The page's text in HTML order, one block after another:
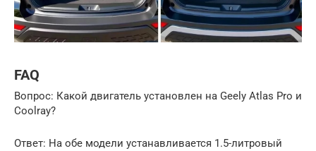
FAQ
Вопрос: Какой двигатель установлен на Geely Atlas Pro и
Coolray?
Ответ: На обе модели устанавливается 1.5-литровый